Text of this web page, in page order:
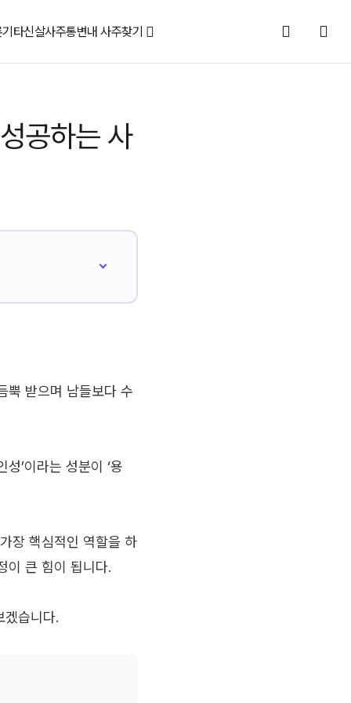
기타신살사주통변내 사주찾기
공하는 사
뿍 받으며 남들보다 수
’이라는 성분이 ‘용
장 핵심적인 역할을 하
이 큰 힘이 됩니다.
겠습니다.